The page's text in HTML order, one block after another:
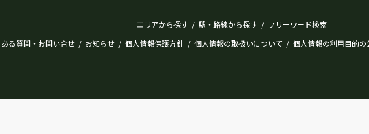
エリアから探す / 駅・路線から探す / フリーワード検索
る質問・お問い合せ / お知らせ / 個人情報保護方針 / 個人情報の取扱いについて / 個人情報の利用目的の